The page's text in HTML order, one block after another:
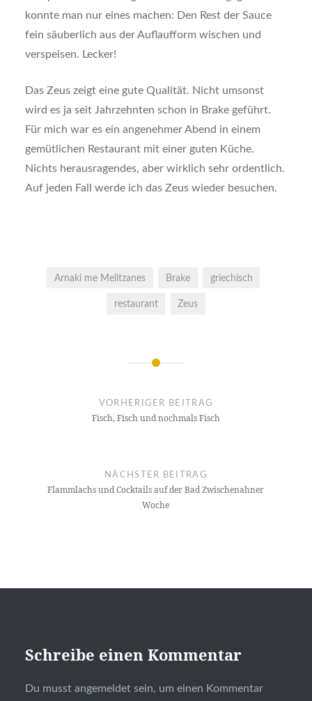
konnte man nur eines machen: Den Rest der Sauce
fein säuberlich aus der Auflaufform wischen und
verspeisen. Lecker!
Das Zeus zeigt eine gute Qualität. Nicht umsonst
wird es ja seit Jahrzehnten schon in Brake geführt.
Für mich war es ein angenehmer Abend in einem
gemütlichen Restaurant mit einer guten Küche.
Nichts herausragendes, aber wirklich sehr ordentlich.
Auf jeden Fall werde ich das Zeus wieder besuchen.
Arnaki me Melitzanes Brake griechisch
restaurant Zeus
Beitragsnavigation
VORHERIGER BEITRAG
Fisch, Fisch und nochmals Fisch
NÄCHSTER BEITRAG
Flammlachs und Cocktails auf der Bad Zwischenahner
Woche
Schreibe einen Kommentar
Du musst angemeldetsein, um einen Kommentar